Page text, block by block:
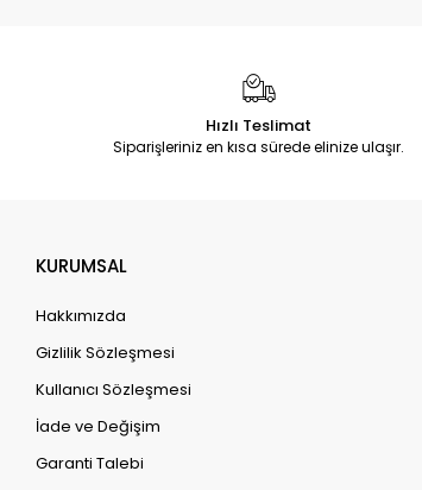
Hızlı Teslimat
Siparişleriniz en kısa sürede elinize ulaşır.
KURUMSAL
Hakkımızda
Gizlilik Sözleşmesi
Kullanıcı Sözleşmesi
İade ve Değişim
Garanti Talebi